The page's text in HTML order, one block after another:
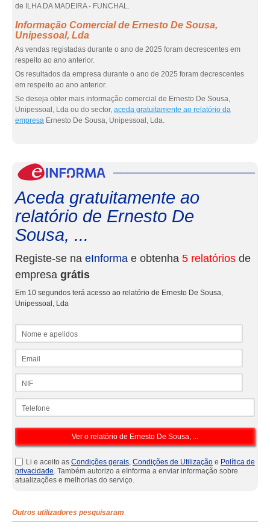
de ILHA DA MADEIRA - FUNCHAL.
Informação Comercial de Ernesto De Sousa,
Unipessoal, Lda
As vendas registadas durante o ano de 2025 foram decrescentes em
respeito ao ano anterior.
Os resultados da empresa durante o ano de 2025 foram decrescentes
em respeito ao ano anterior.
Se deseja obter mais informação comercial de Ernesto De Sousa,
Unipessoal, Lda ou do sector, aceda gratuitamente ao relatório da
empresa Ernesto De Sousa, Unipessoal, Lda.
Aceda gratuitamente ao
relatório de Ernesto De
Sousa, ...
Registe-se na eInforma e obtenha 5 relatórios de
empresa grátis
Em 10 segundos terá acesso ao relatório de Ernesto De Sousa,
Unipessoal, Lda
Li e aceito as Condições gerais, Condições de Utilização e Política de
privacidade. Também autorizo a eInforma a enviar informação sobre
atualizações e melhorias do serviço.
Outros utilizadores pesquisaram